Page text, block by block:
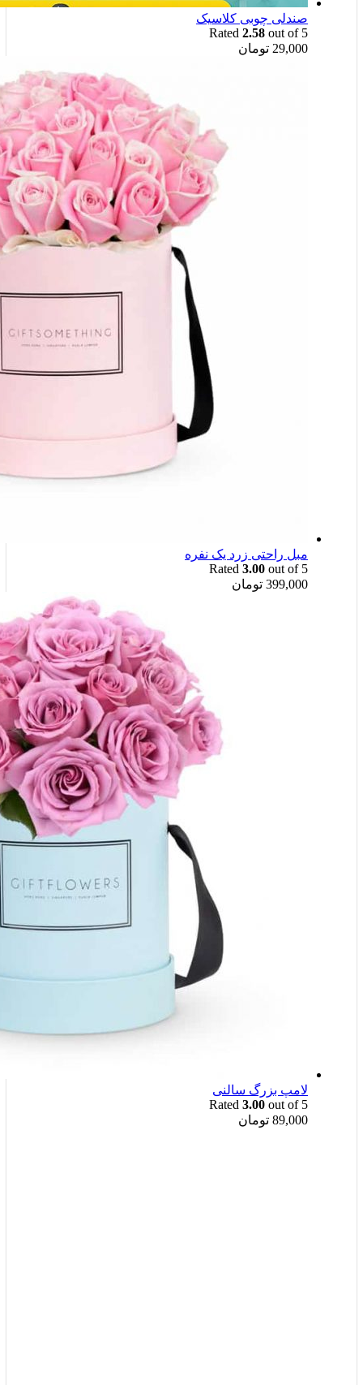
صندلی چوبی کلاسیک
Rated 2.58 out of 5
29,000 تومان
مبل راحتی زرد یک نفره
Rated 3.00 out of 5
399,000 تومان
لامپ بزرگ سالنی
Rated 3.00 out of 5
89,000 تومان